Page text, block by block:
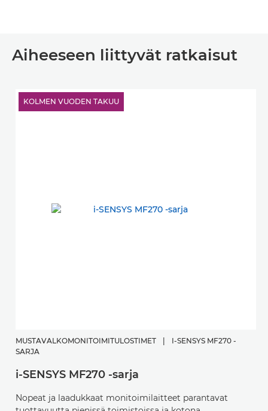
Aiheeseen liittyvät ratkaisut
KOLMEN VUODEN TAKUU
MUSTAVALKOMONITOIMITULOSTIMET
I-SENSYS MF270 -
SARJA
i-SENSYS MF270 -sarja
Nopeat ja laadukkaat monitoimilaitteet parantavat